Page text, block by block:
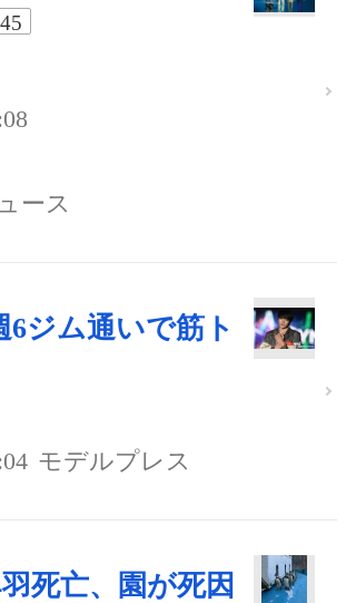
45
ース
6ジム通いで筋ト
モデルプレス
死亡、園が死因